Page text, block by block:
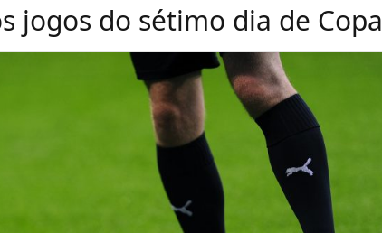
jogos do sétimo dia de Copa